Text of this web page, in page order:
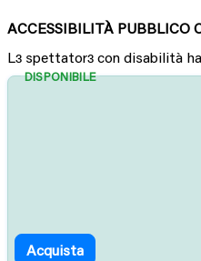
ACCESSIBILITÀ PUBBLICO
Lɜspettatorɜcon disabilità
DISPONIBILE
Acquista